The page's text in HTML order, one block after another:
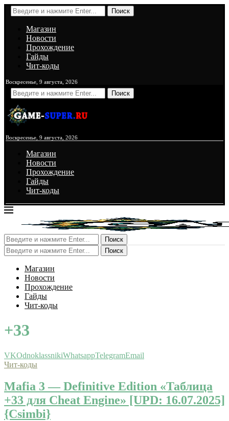
Поиск
Магазин
Новости
Прохождение
Гайды
Чит-коды
Воскресенье, 9 августа, 2026
Поиск
Воскресенье, 9 августа, 2026
Магазин
Новости
Прохождение
Гайды
Чит-коды
Поиск
Поиск
Магазин
Новости
Прохождение
Гайды
Чит-коды
+33
VKOdnoklassnikiWhatsappTelegramEmail
Чит-коды
Mafia 3 — Definitive Edition «Таблица
+33 для Cheat Engine» [UPD: 16.07.2025]
{Csimbi}